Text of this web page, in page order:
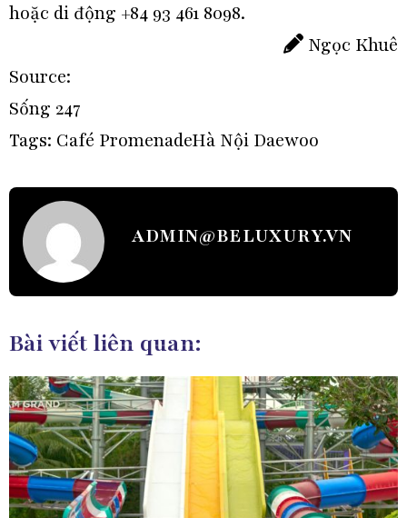
hoặc di động +84 93 461 8098.
Ngọc Khuê
Source:
Sống 247
Tags: Café PromenadeHà Nội Daewoo
ADMIN@BELUXURY.VN
Bài viết liên quan: